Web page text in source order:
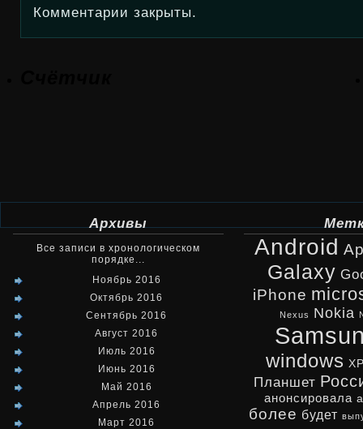
Комментарии закрыты.
Архивы
Все записи в хронологическом
порядке...
Ноябрь 2016
Октябрь 2016
Сентябрь 2016
Август 2016
Июль 2016
Июнь 2016
Май 2016
Апрель 2016
Март 2016
Android
Galaxy
iPhone
Nexus Nokia
windows
Планшет
анонсировала
более будет